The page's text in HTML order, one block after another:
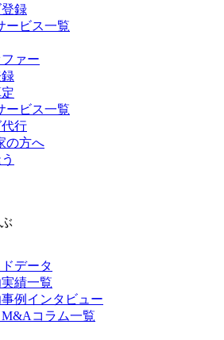
録
ービス一覧
ァー
ービス一覧
行
の方へ
データ
績一覧
例インタビュー
コラム一覧